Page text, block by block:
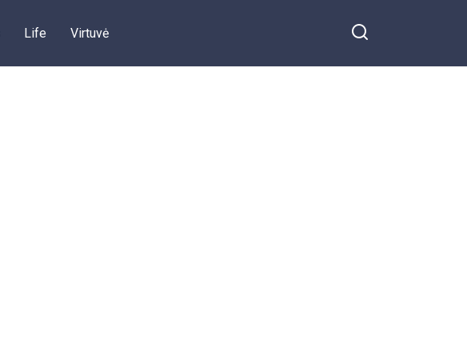
Life Virtuvė